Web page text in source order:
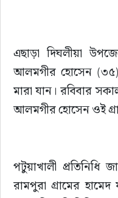
এছাড়া দিঘলীয়া
আলমগীর হোসেন (৩৫)
মারা যান। রবিবার
আলমগীর হোসেন ওই
পটুয়াখালী প্রতিনিধি
রামপুরা গ্রামের